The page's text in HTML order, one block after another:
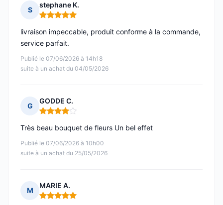
S
stephane K.
Note : 5 sur 5
Publié le 07/06/2026 à 14h18
suite à un achat du 04/05/2026
livraison impeccable, produit conforme à la commande,
service parfait.
G
GODDE C.
Note : 4 sur 5
Publié le 07/06/2026 à 10h00
suite à un achat du 25/05/2026
Très beau bouquet de fleurs Un bel effet
M
MARIE A.
Note : 5 sur 5